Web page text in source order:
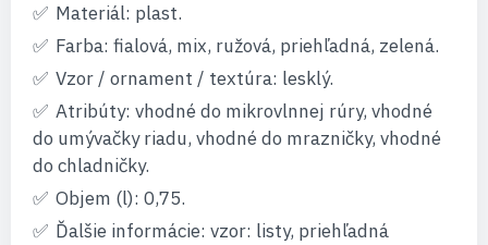
Materiál: plast.
Farba: fialová, mix, ružová, priehľadná, zelená.
Vzor / ornament / textúra: lesklý.
Atribúty: vhodné do mikrovlnnej rúry, vhodné
do umývačky riadu, vhodné do mrazničky, vhodné
do chladničky.
Objem (l): 0,75.
Ďalšie informácie: vzor: listy, priehľadná